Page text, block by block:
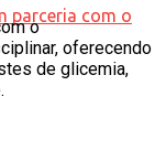
o
oferecendo
de glicemia,